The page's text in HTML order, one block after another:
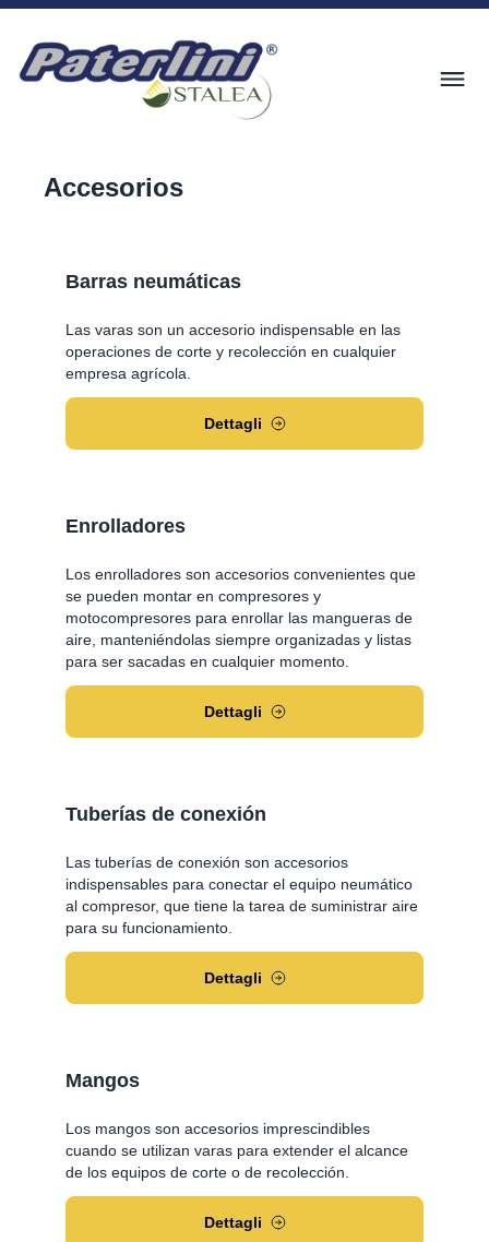
Accesorios
Barras neumáticas
Las varas son un accesorio indispensable en las
operaciones de corte y recolección en cualquier
empresa agrícola.
Dettagli
Enrolladores
Los enrolladores son accesorios convenientes que
se pueden montar en compresores y
motocompresores para enrollar las mangueras de
aire, manteniéndolas siempre organizadas y listas
para ser sacadas en cualquier momento.
Dettagli
Tuberías de conexión
Las tuberías de conexión son accesorios
indispensables para conectar el equipo neumático
al compresor, que tiene la tarea de suministrar aire
para su funcionamiento.
Dettagli
Mangos
Los mangos son accesorios imprescindibles
cuando se utilizan varas para extender el alcance
de los equipos de corte o de recolección.
Dettagli